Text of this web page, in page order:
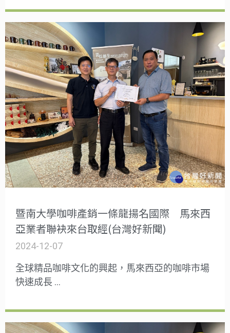
暨南大學咖啡產銷一條龍揚名國際 馬來西
亞業者聯袂來台取經(台灣好新聞)
2024-12-07
全球精品咖啡文化的興起，馬來西亞的咖啡市場
快速成長 …